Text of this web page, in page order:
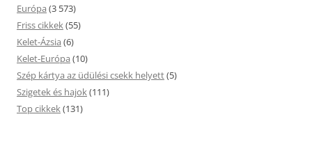
Európa (3 573)
Friss cikkek(55)
Kelet-Ázsia (6)
Kelet-Európa (10)
Szép kártya az üdülési csekk helyett(5)
Szigetek és hajok(111)
Top cikkek(131)